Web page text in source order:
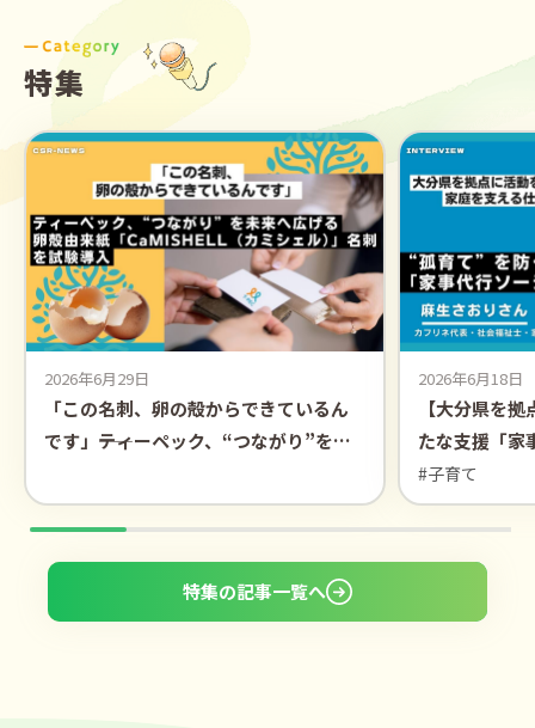
特集
2026年6月29日
「この名刺、卵の殻からできているん
です」――ティーペック、“つながり”を未
「CaMISHELL（カミシェル）」名刺を
試験導入
2026年6月18日
【大分県を
たな支援「家
ー」
#子育て
特集の記事一覧へ